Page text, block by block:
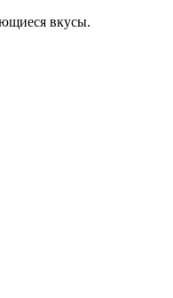
вкусы.